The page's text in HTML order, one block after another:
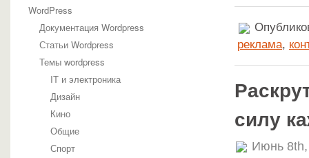
WordPress
Документация Wordpress
Статьи Wordpress
Темы wordpress
IT и электроника
Дизайн
Кино
Общие
Спорт
реклама,
силу
Июнь